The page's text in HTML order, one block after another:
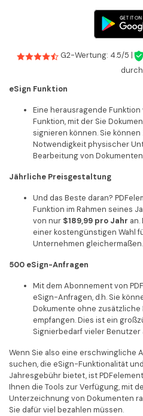
G2-Wertung: 4.5/5 |
durch
eSign Funktion
Eine herausragende
Funktion, mit der Sie
signieren können. Sie
Notwendigkeit physischer
Bearbeitung von
Jährliche Preisgestaltung
Und das Beste daran?
Funktion im Rahmen seines
von nur $189,99 pro Jahr
einer kostengünstigen Wahl
Unternehmen gleichermaßen.
500 eSign-Anfragen
Mit dem Abonnement von
eSign-Anfragen, d.h. Sie
Dokumente ohne
empfangen. Dies ist ein
Signierbedarf vieler Benutzer
Wenn Sie also eine erschwingliche
suchen, die eSign-Funktionalität
Jahresgebühr bietet, ist
Ihnen die Tools zur Verfügung, mit
Unterzeichnung von Dokumenten
Sie dafür viel bezahlen müssen.